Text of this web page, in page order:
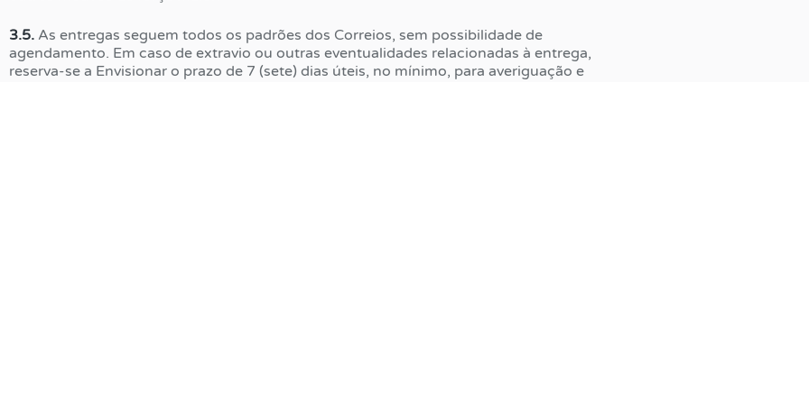
3.5. As entregas seguem todos os padrões dos Correios, sem possibilidade de
agendamento. Em caso de extravio ou outras eventualidades relacionadas à entrega,
reserva-se a Envisionar o prazo de 7 (sete) dias úteis, no mínimo, para averiguação e